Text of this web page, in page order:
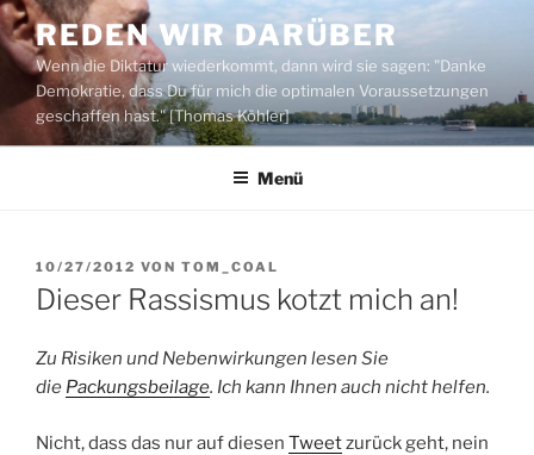
Zum
Inhalt
springen
REDEN WIR DARÜBER
Wenn die Diktatur wiederkommt, dann wird sie sagen: "Danke
Demokratie, dass Du für mich die optimalen Voraussetzungen
geschaffen hast." [Thomas Köhler]
Menü
VERÖFFENTLICHT
AM
10/27/2012 VON TOM_COAL
Dieser Rassismus kotzt mich an!
Zu Risiken und Nebenwirkungen lesen Sie
die Packungsbeilage. Ich kann Ihnen auch nicht helfen.
Nicht, dass das nur auf diesen Tweetzurück geht, nein